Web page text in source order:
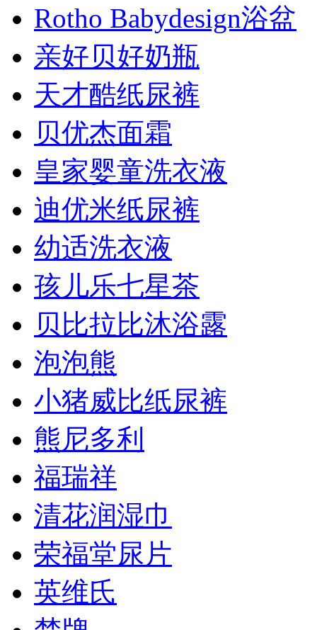
Rotho Babydesign浴盆
亲好贝好奶瓶
天才酷纸尿裤
贝优杰面霜
皇家婴童洗衣液
迪优米纸尿裤
幼适洗衣液
孩儿乐七星茶
贝比拉比沐浴露
泡泡熊
小猪威比纸尿裤
熊尼多利
福瑞祥
清花润湿巾
荣福堂尿片
英维氏